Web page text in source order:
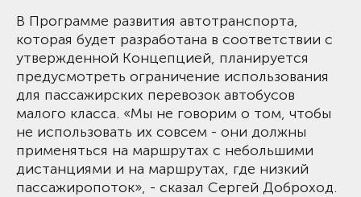
В Программе развития автотранспорта,
которая будет разработана в соответствии с
утвержденной Концепцией, планируется
предусмотреть ограничение использования
для пассажирских перевозок автобусов
малого класса. «Мы не говорим о том, чтобы
не использовать их совсем - они должны
применяться на маршрутах с небольшими
дистанциями и на маршрутах, где низкий
пассажиропоток», - сказал Сергей Доброход.